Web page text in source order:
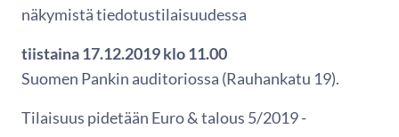
näkymistä tiedotustilaisuudessa
tiistaina 17.12.2019 klo 11.00
Suomen Pankin auditoriossa (Rauhankatu 19).
Tilaisuus pidetään Euro & talous 5/2019 -